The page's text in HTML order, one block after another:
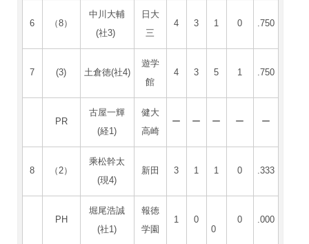
6 （8）
中川大輔
(社3)
日大
三
4 3 1 0 .750
7 (3) 土倉徳(社4)
遊学
館
4 3 5 1 .750
PR
古屋一輝
(経1)
健大
高崎
ー ー ー ー ー
8 （2）
乘松幹太
(現4)
新田 3 1 1 0 .333
PH
堀尾浩誠
(社1)
報徳
学園
1
0
0
0 .000